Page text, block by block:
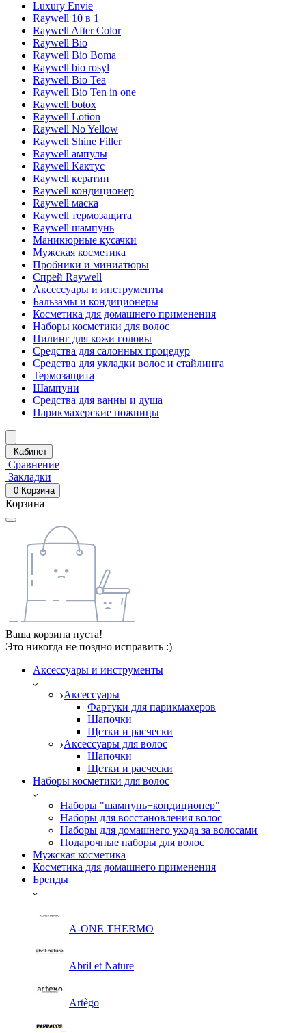
Luxury Envie
Raywell 10 в 1
Raywell After Color
Raywell Bio
Raywell Bio Boma
Raywell bio rosyl
Raywell Bio Tea
Raywell Bio Ten in one
Raywell botox
Raywell Lotion
Raywell No Yellow
Raywell Shine Filler
Raywell ампулы
Raywell Кактус
Raywell кератин
Raywell кондиционер
Raywell маска
Raywell термозащита
Raywell шампунь
Маникюрные кусачки
Мужская косметика
Пробники и миниатюры
Спрей Raywell
Аксессуары и инструменты
Бальзамы и кондиционеры
Косметика для домашнего применения
Наборы косметики для волос
Пилинг для кожи головы
Средства для салонных процедур
Средства для укладки волос и стайлинга
Термозащита
Шампуни
Средства для ванны и душа
Парикмахерские ножницы
Кабинет
Сравнение
Закладки
0 Корзина
Корзина
Ваша корзина пуста!
Это никогда не поздно исправить :)
Аксессуары и инструменты
Аксессуары
Фартуки для парикмахеров
Шапочки
Щетки и расчески
Аксессуары для волос
Шапочки
Щетки и расчески
Наборы косметики для волос
Наборы "шампунь+кондиционер"
Наборы для восстановления волос
Наборы для домашнего ухода за волосами
Подарочные наборы для волос
Мужская косметика
Косметика для домашнего применения
Бренды
A-ONE THERMO
Abril et Nature
Artègo